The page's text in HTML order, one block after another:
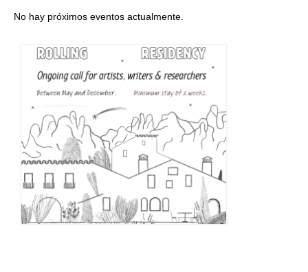
No hay próximos eventos actualmente.